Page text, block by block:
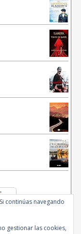
continúas navegando
gestionar las cookies,